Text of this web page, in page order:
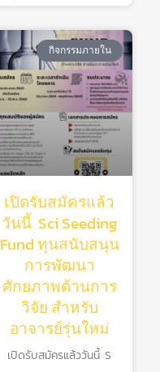
กิจกรรมภายใน
เปิดรับสมัครแล้ว
วันนี้ Sci Seeding
Fund ทุนสนับสนุน
การพัฒนา
ศักยภาพด้านการ
วิจัย สําหรับ
อาจารย์รุ่นใหม่
เปิดรับสมัครแล้ววันนี้ S